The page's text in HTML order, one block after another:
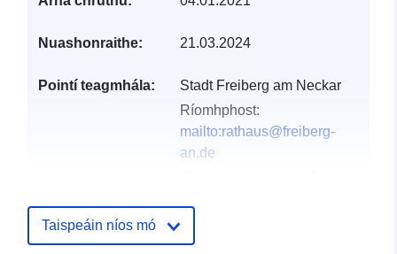
Nuashonraithe: 21.03.2024
Pointí teagmhála:
Stadt Freiberg am Neckar
Ríomhphost:
mailto:rathaus@freiberg-
an.de
URL:
Taispeáin níos mó